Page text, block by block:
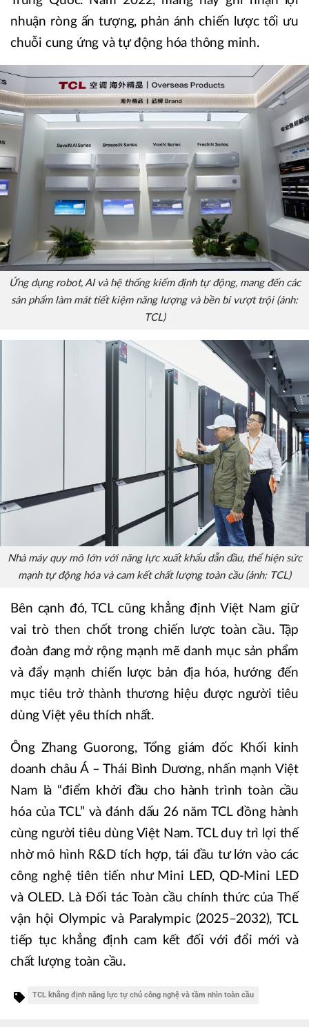
nhuận ròng ấn tượng, phản ánh chiến lược tối ưu
chuỗi cung ứng và tự động hóa thông minh.
Ứng dụng robot, AI và hệ thống kiểm định tự động, mang đến các
sản phẩm làm mát tiết kiệm năng lượng và bền bỉ vượt trội (ảnh:
TCL)
Nhà máy quy mô lớn với năng lực xuất khẩu dẫn đầu, thể hiện sức
mạnh tự động hóa và cam kết chất lượng toàn cầu (ảnh: TCL)
Bên cạnh đó, TCL cũng khẳng định Việt Nam giữ
vai trò then chốt trong chiến lược toàn cầu. Tập
đoàn đang mở rộng mạnh mẽ danh mục sản phẩm
và đẩy mạnh chiến lược bản địa hóa, hướng đến
mục tiêu trở thành thương hiệu được người tiêu
dùng Việt yêu thích nhất.
Ông Zhang Guorong, Tổng giám đốc Khối kinh
doanh châu Á – Thái Bình Dương, nhấn mạnh Việt
Nam là “điểm khởi đầu cho hành trình toàn cầu
hóa của TCL” và đánh dấu 26 năm TCL đồng hành
cùng người tiêu dùng Việt Nam. TCL duy trì lợi thế
nhờ mô hình R&D tích hợp, tái đầu tư lớn vào các
công nghệ tiên tiến như Mini LED, QD-Mini LED
và OLED. Là Đối tác Toàn cầu chính thức của Thế
vận hội Olympic và Paralympic (2025–2032), TCL
tiếp tục khẳng định cam kết đối với đổi mới và
chất lượng toàn cầu.
TCL khẳng định năng lực tự chủ công nghệ và tầm nhìn toàn cầu